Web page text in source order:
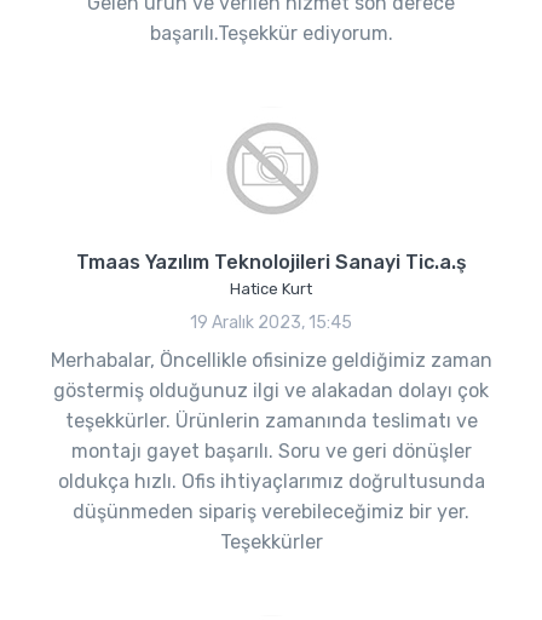
başarılı.Teşekkür ediyorum.
Tmaas Yazılım Teknolojileri Sanayi Tic.a.ş
Hatice Kurt
19 Aralık 2023, 15:45
Merhabalar, Öncellikle ofisinize geldiğimiz zaman
göstermiş olduğunuz ilgi ve alakadan dolayı çok
teşekkürler. Ürünlerin zamanında teslimatı ve
montajı gayet başarılı. Soru ve geri dönüşler
oldukça hızlı. Ofis ihtiyaçlarımız doğrultusunda
düşünmeden sipariş verebileceğimiz bir yer.
Teşekkürler